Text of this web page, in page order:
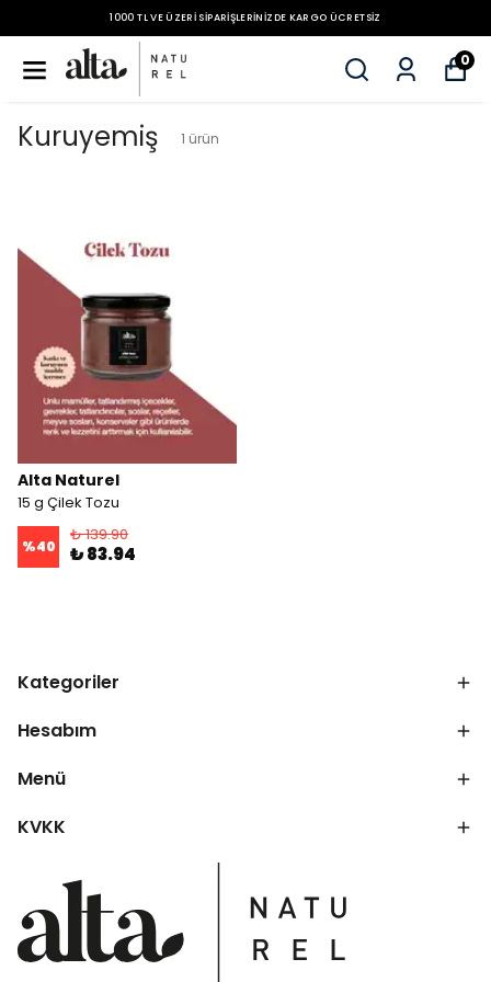
1000 TL VE ÜZERI SIPARIŞLERINIZDE KARGO ÜCRETSIZ
0
Kuruyemiş 1 ürün
Alta Naturel
15 g Çilek Tozu
%40
₺ 139.90
₺ 83.94
Kategoriler
Hesabım
Menü
KVKK